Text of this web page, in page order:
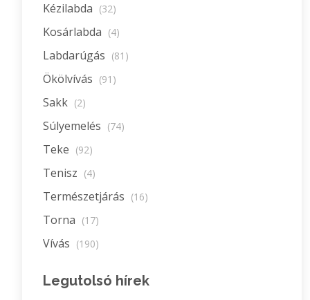
Kézilabda (32)
Kosárlabda (4)
Labdarúgás (81)
Ökölvívás (91)
Sakk (2)
Súlyemelés (74)
Teke (92)
Tenisz (4)
Természetjárás (16)
Torna (17)
Vívás (190)
Legutolsó hírek